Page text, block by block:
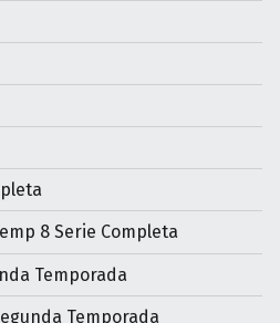
8 Serie Completa
Temporada
Temporada